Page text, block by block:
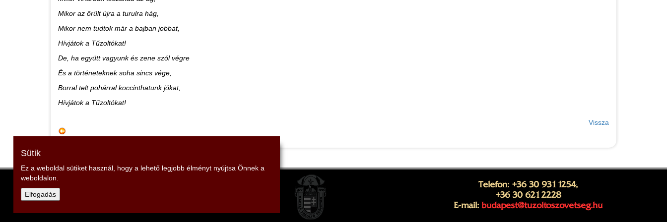
Mikor az őrült újra a turulra hág,
Mikor nem tudtok már a bajban jobbat,
Hívjátok a Tűzoltókat!
De, ha együtt vagyunk és zene szól végre
És a történeteknek soha sincs vége,
Borral telt pohárral koccinthatunk jókat,
Hívjátok a Tűzoltókat!
Vissza
Telefon: +36 30 931 1254,
+36 30 621 2228
E-mail: budapest@tuzoltoszovetseg.hu
Sütik
Ez a weboldal sütiket használ, hogy a lehető legjobb élményt nyújtsa Önnek a
weboldalon.
Elfogadás